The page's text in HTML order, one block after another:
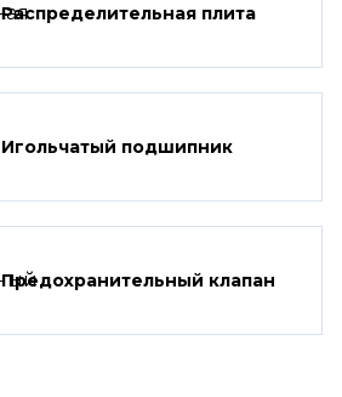
Распределительная плита
Игольчатый подшипник
Предохранительный клапан